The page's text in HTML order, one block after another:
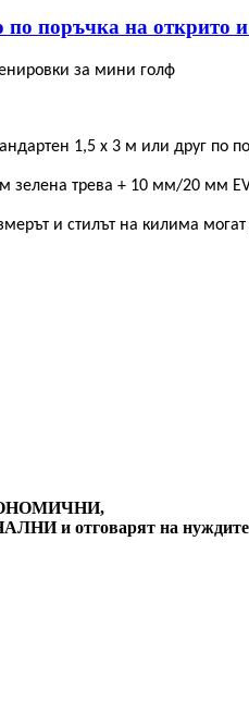
по поръчка на открито
за мини голф
1,5 x 3 м или друг по
зелена трева + 10 мм/20 мм
и стилът на килима
и отговарят на нуждите